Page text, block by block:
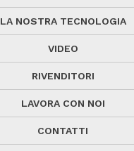
LA NOSTRA TECNOLOGIA
VIDEO
RIVENDITORI
LAVORA CON NOI
CONTATTI